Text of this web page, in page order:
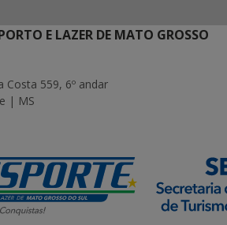
E LAZER DE MATO GROSSO
Costa 559, 6º andar
| MS